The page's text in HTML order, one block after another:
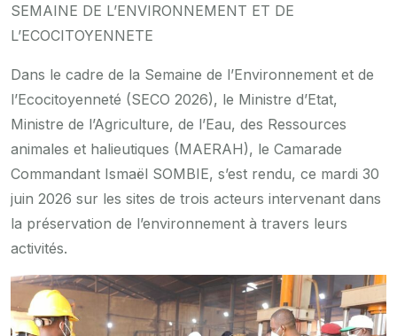
SEMAINE DE L’ENVIRONNEMENT ET DE
L’ECOCITOYENNETE
Dans le cadre de la Semaine de l’Environnement et de
l’Ecocitoyenneté (SECO 2026), le Ministre d’Etat,
Ministre de l’Agriculture, de l’Eau, des Ressources
animales et halieutiques (MAERAH), le Camarade
Commandant Ismaël SOMBIE, s’est rendu, ce mardi 30
juin 2026 sur les sites de trois acteurs intervenant dans
la préservation de l’environnement à travers leurs
activités.